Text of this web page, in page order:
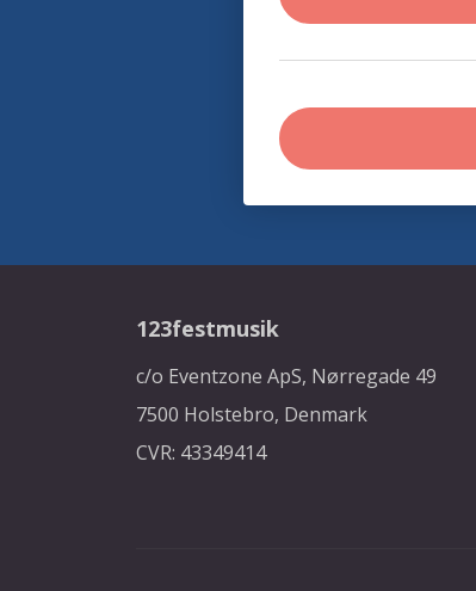
123festmusik
c/o Eventzone ApS, Nørregade 49
7500 Holstebro, Denmark
CVR: 43349414